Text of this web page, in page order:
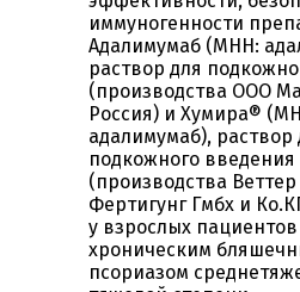
иммуногенности
Адалимумаб (МНН:
раствор для
(производства ООО
Россия) и Хумира®
адалимумаб), раствор
подкожного введения
(производства
Фертигунг Гмбх и
у взрослых пациентов
хроническим
псориазом